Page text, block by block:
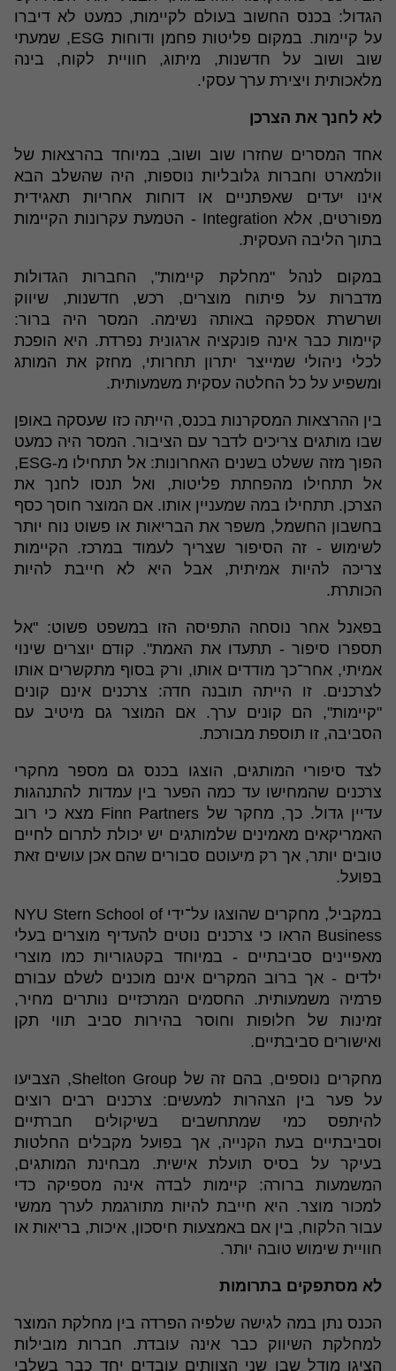
הגדול: בכנס החשוב בעולם לקיימות, כמעט לא דיברו
על קיימות. במקום פליטות פחמן ודוחות ESG, שמעתי
שוב ושוב על חדשנות, מיתוג, חוויית לקוח, בינה
מלאכותית ויצירת ערך עסקי.
לא לחנך את הצרכן
אחד המסרים שחזרו שוב ושוב, במיוחד בהרצאות של
וולמארט וחברות גלובליות נוספות, היה שהשלב הבא
אינו יעדים שאפתניים או דוחות אחריות תאגידית
מפורטים, אלא Integration - הטמעת עקרונות הקיימות
בתוך הליבה העסקית.
במקום לנהל "מחלקת קיימות", החברות הגדולות
מדברות על פיתוח מוצרים, רכש, חדשנות, שיווק
ושרשרת אספקה באותה נשימה. המסר היה ברור:
קיימות כבר אינה פונקציה ארגונית נפרדת. היא הופכת
לכלי ניהולי שמייצר יתרון תחרותי, מחזק את המותג
ומשפיע על כל החלטה עסקית משמעותית.
בין ההרצאות המסקרנות בכנס, הייתה כזו שעסקה באופן
שבו מותגים צריכים לדבר עם הציבור. המסר היה כמעט
הפוך מזה ששלט בשנים האחרונות: אל תתחילו מ-ESG,
אל תתחילו מהפחתת פליטות, ואל תנסו לחנך את
הצרכן. תתחילו במה שמעניין אותו. אם המוצר חוסך כסף
בחשבון החשמל, משפר את הבריאות או פשוט נוח יותר
לשימוש - זה הסיפור שצריך לעמוד במרכז. הקיימות
צריכה להיות אמיתית, אבל היא לא חייבת להיות
הכותרת.
בפאנל אחר נוסחה התפיסה הזו במשפט פשוט: "אל
תספרו סיפור - תתעדו את האמת". קודם יוצרים שינוי
אמיתי, אחר־כך מודדים אותו, ורק בסוף מתקשרים אותו
לצרכנים. זו הייתה תובנה חדה: צרכנים אינם קונים
"קיימות", הם קונים ערך. אם המוצר גם מיטיב עם
הסביבה, זו תוספת מבורכת.
לצד סיפורי המותגים, הוצגו בכנס גם מספר מחקרי
צרכנים שהמחישו עד כמה הפער בין עמדות להתנהגות
עדיין גדול. כך, מחקר של Finn Partners מצא כי רוב
האמריקאים מאמינים שלמותגים יש יכולת לתרום לחיים
טובים יותר, אך רק מיעוטם סבורים שהם אכן עושים זאת
בפועל.
במקביל, מחקרים שהוצגו על־ידי NYU Stern School of
Business הראו כי צרכנים נוטים להעדיף מוצרים בעלי
מאפיינים סביבתיים - במיוחד בקטגוריות כמו מוצרי
ילדים - אך ברוב המקרים אינם מוכנים לשלם עבורם
פרמיה משמעותית. החסמים המרכזיים נותרים מחיר,
זמינות של חלופות וחוסר בהירות סביב תווי תקן
ואישורים סביבתיים.
מחקרים נוספים, בהם זה של Shelton Group, הצביעו
על פער בין הצהרות למעשים: צרכנים רבים רוצים
להיתפס כמי שמתחשבים בשיקולים חברתיים
וסביבתיים בעת הקנייה, אך בפועל מקבלים החלטות
בעיקר על בסיס תועלת אישית. מבחינת המותגים,
המשמעות ברורה: קיימות לבדה אינה מספיקה כדי
למכור מוצר. היא חייבת להיות מתורגמת לערך ממשי
עבור הלקוח, בין אם באמצעות חיסכון, איכות, בריאות או
חוויית שימוש טובה יותר.
לא מסתפקים בתרומות
הכנס נתן במה לגישה שלפיה הפרדה בין מחלקת המוצר
למחלקת השיווק כבר אינה עובדת. חברות מובילות
הציגו מודל שבו שני הצוותים עובדים יחד כבר בשלבי